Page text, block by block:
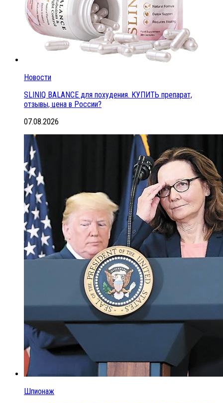
Новости
SLINIQ BALANCE для похудения. КУПИТЬ препарат,
отзывы, цена в России?
07.08.2026
Шпионаж